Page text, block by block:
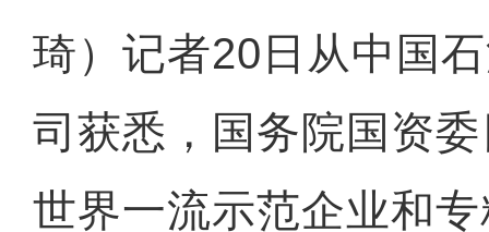
琦）记者20日从中国
司获悉，国务院国资
世界一流示范企业和